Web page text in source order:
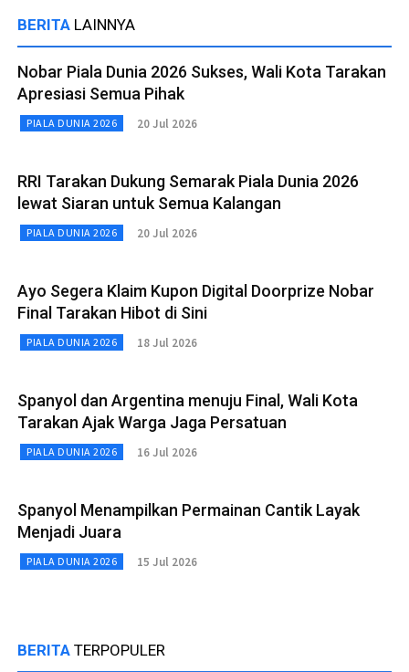
BERITA LAINNYA
Nobar Piala Dunia 2026 Sukses, Wali Kota Tarakan
Apresiasi Semua Pihak
PIALA DUNIA 2026 20 Jul 2026
RRI Tarakan Dukung Semarak Piala Dunia 2026
lewat Siaran untuk Semua Kalangan
PIALA DUNIA 2026 20 Jul 2026
Ayo Segera Klaim Kupon Digital Doorprize Nobar
Final Tarakan Hibot di Sini
PIALA DUNIA 2026 18 Jul 2026
Spanyol dan Argentina menuju Final, Wali Kota
Tarakan Ajak Warga Jaga Persatuan
PIALA DUNIA 2026 16 Jul 2026
Spanyol Menampilkan Permainan Cantik Layak
Menjadi Juara
PIALA DUNIA 2026 15 Jul 2026
BERITA TERPOPULER